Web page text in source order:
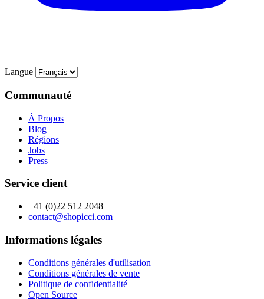
Langue
Communauté
À Propos
Blog
Régions
Jobs
Press
Service client
+41 (0)22 512 2048
contact@shopicci.com
Informations légales
Conditions générales d'utilisation
Conditions générales de vente
Politique de confidentialité
Open Source